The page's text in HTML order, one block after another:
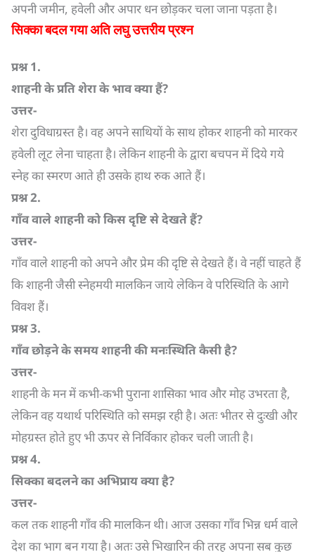
अपनी जमीन, हवेली और अपार धन छोड़कर चला जाना पड़ता है।
सिक्का बदल गया अति लघु उत्तरीय प्रश्न
प्रश्न1.
शाहनी के प्रति शेरा के भाव क्या हैं?
उत्तर-
शेरा दुविधाग्रस्त है। वह अपने साथियों के साथ होकर शाहनी को मारकर
हवेली लूट लेना चाहता है। लेकिन शाहनी के द्वारा बचपन में दिये गये
स्नेह का स्मरण आते ही उसके हाथ रुक आते हैं।
प्रश्न2.
गाँव वाले शाहनी को किस दृष्टि से देखते हैं?
उत्तर-
गाँव वाले शाहनी को अपने और प्रेम की दृष्टि से देखते हैं। वे नहीं चाहते हैं
कि शाहनी जैसी स्नेहमयी मालकिन जाये लेकिन वे परिस्थिति के आगे
विवश हैं।
प्रश्न3.
गाँव छोड़ने के समय शाहनी की मनःस्थिति कैसी है?
उत्तर-
शाहनी के मन में कभी-कभी पुराना शासिका भाव और मोह उभरता है,
लेकिन वह यथार्थ परिस्थिति को समझ रही है। अतः भीतर से दुःखी और
मोहग्रस्त होते हुए भी ऊपर से निर्विकार होकर चली जाती है।
प्रश्न4.
सिक्का बदलने का अभिप्राय क्या है?
उत्तर-
कल तक शाहनी गाँव की मालकिन थी। आज उसका गाँव भिन्न धर्म वाले
देश का भाग बन गया है। अतः उसे भिखारिन की तरह अपना सब कुछ